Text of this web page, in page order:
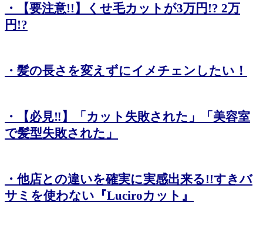
・【要注意!!】くせ毛カットが3万円!? 2万
円!?
・髪の長さを変えずにイメチェンしたい！
・【必見‼】「カット失敗された」「美容室
で髪型失敗された」
・他店との違いを確実に実感出来る!!すきバ
サミを使わない『Luciroカット』